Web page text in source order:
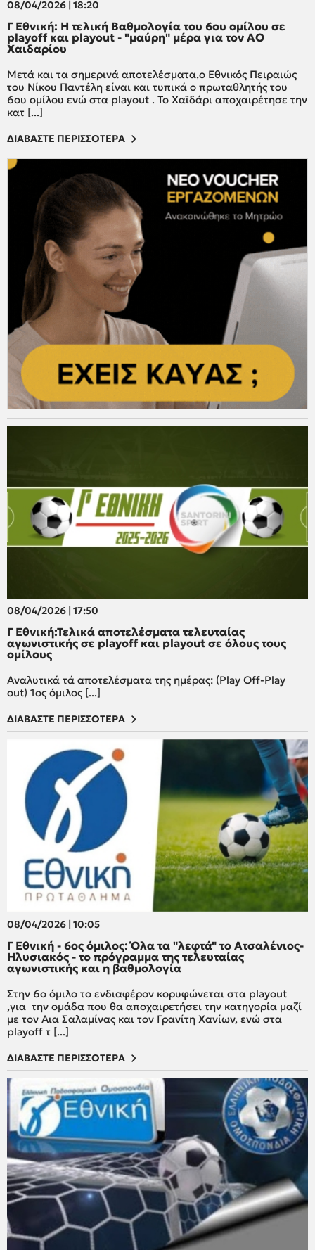
08/04/2026 | 18:20
Γ Εθνική: H τελική Βαθμολογία του 6ου ομίλου σε
playoff και playout - "μαύρη" μέρα για τον ΑΟ
Χαιδαρίου
Μετά και τα σημερινά αποτελέσματα,ο Εθνικός Πειραιώς
του Νίκου Παντέλη είναι και τυπικά ο πρωταθλητής του
6ου ομίλου ενώ στα playout . Το Χαϊδάρι αποχαιρέτησε την
κατ [...]
ΔΙΑΒΑΣΤΕ ΠΕΡΙΣΣΟΤΕΡΑ
08/04/2026 | 17:50
Γ Εθνική:Τελικά αποτελέσματα τελευταίας
αγωνιστικής σε playoff και playout σε όλους τους
ομίλους
Αναλυτικά τά αποτελέσματα της ημέρας: (Play Off-Play
out) 1ος όμιλος [...]
ΔΙΑΒΑΣΤΕ ΠΕΡΙΣΣΟΤΕΡΑ
08/04/2026 | 10:05
Γ Εθνική - 6ος όμιλος: Όλα τα "λεφτά" το Ατσαλένιος-
Ηλυσιακός - το πρόγραμμα της τελευταίας
αγωνιστικής και η βαθμολογία
Στην 6ο όμιλο το ενδιαφέρον κορυφώνεται στα playout
,για την ομάδα που θα αποχαιρετήσει την κατηγορία μαζί
με τον Αια Σαλαμίνας και τον Γρανίτη Χανίων, ενώ στα
playoff τ [...]
ΔΙΑΒΑΣΤΕ ΠΕΡΙΣΣΟΤΕΡΑ